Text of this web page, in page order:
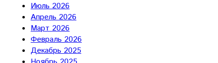
Июль 2026
Апрель 2026
Март 2026
Февраль 2026
Декабрь 2025